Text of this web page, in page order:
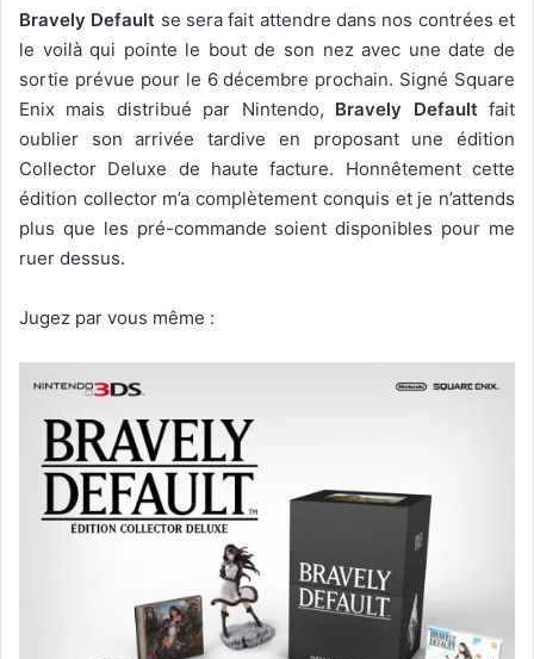
X
Bravely Default se sera fait attendre dans nos contrées et
le voilà qui pointe le bout de son nez avec une date de
sortie prévue pour le 6 décembre prochain. Signé Square
Enix mais distribué par Nintendo, Bravely Default fait
oublier son arrivée tardive en proposant une édition
Collector Deluxe de haute facture. Honnêtement cette
édition collector m’a complètement conquis et je n’attends
plus que les pré-commande soient disponibles pour me
ruer dessus.
Jugez par vous même :